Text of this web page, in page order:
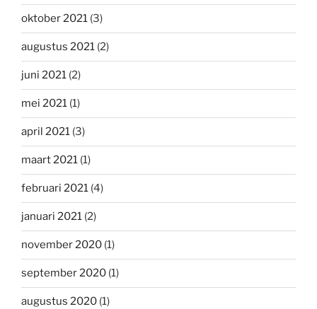
oktober 2021 (3)
augustus 2021 (2)
juni 2021 (2)
mei 2021 (1)
april 2021 (3)
maart 2021 (1)
februari 2021 (4)
januari 2021 (2)
november 2020 (1)
september 2020 (1)
augustus 2020 (1)